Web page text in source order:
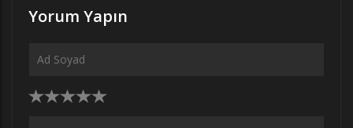
Yorum Yapın